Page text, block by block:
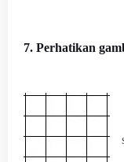
7. Perhatikan